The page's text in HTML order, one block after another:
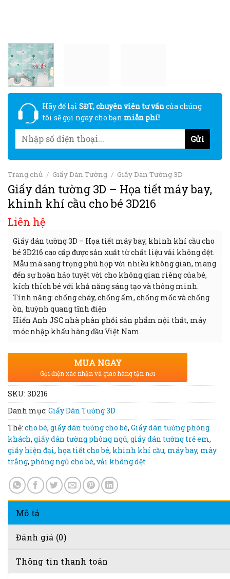
Hãy để lại SĐT, chuyên viên tư vấncủa chúng
tôi sẽ gọi ngay cho bạn miễn phí!
Trang chủ / Giấy Dán Tường / Giấy Dán Tường 3D
Giấy dán tường 3D – Họa tiết máy bay,
khinh khí cầu cho bé 3D216
Liên hệ
Giấy dán tường 3D – Họa tiết máy bay, khinh khí cầu cho
bé 3D216 cao cấp được sản xuất từ chất liệu vải không dệt.
Mẫu mã sang trọng phù hợp với nhiều không gian, mang
đến sự hoàn hảo tuyệt vời cho không gian riêng của bé,
kích thích bé với khả năng sáng tạo và thông minh.
Tính năng: chống cháy, chống ẩm, chống mốc và chống
ồn, huỳnh quang tĩnh điện
Hiển Anh JSC nhà phân phối sản phẩm nội thất, máy
móc nhập khẩu hàng đầu Việt Nam
MUA NGAY
Gọi điện xác nhận và giao hàng tận nơi
SKU: 3D216
Danh mục: Giấy Dán Tường 3D
Thẻ: cho bé, giấy dán tường cho bé, Giấy dán tường phòng
khách, giấy dán tường phòng ngủ, giấy dán tường trẻ em,
giấy hiện đại, họa tiết cho bé, khinh khí cầu, máy bay, mây
trắng, phòng ngủ cho bé, vải không dệt
Mô tả
Đánh giá (0)
Thông tin thanh toán